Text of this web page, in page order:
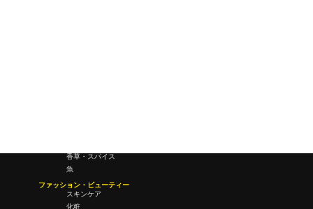
香草・スパイス
魚
ファッション・ビューティー
スキンケア
化粧